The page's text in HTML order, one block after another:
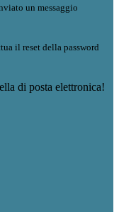
un messaggio
il reset della password
di posta elettronica!